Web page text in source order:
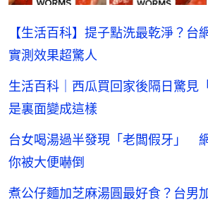
【生活百科】提子點洗最乾淨？
實測效果超驚人
生活百科｜西瓜買回家後隔日驚
是裏面變成這樣
台女喝湯過半發現「老闆假牙」
你被大便嚇倒
煮公仔麵加芝麻湯圓最好食？台男